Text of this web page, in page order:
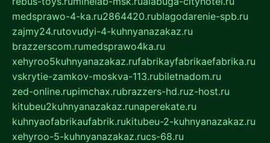
medsprawo-4-ka.ru2864420.rublagodarenie-spb.ru
zajmy24.rutovudyi-4-kuhnyanazakaz.ru
brazzerscom.rumedsprawo4ka.ru
xehyroo5kuhnyanazakaz.rufabrikayfabrikaefabrika.ru
vskrytie-zamkov-moskva-113.rubiletnadom.ru
zed-online.rupimchax.rubrazzers-hd.ruz-host.ru
kitubeu2kuhnyanazakaz.runaperekate.ru
kuhnyaofabrikaufabrik.rukitubeu-2-kuhnyanazakaz.ru
xehyroo-5-kuhnyanazakaz.rucs-68.ru